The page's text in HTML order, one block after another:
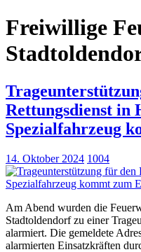
Freiwillige
Rettungsdienst in
Spezialfahrzeug
14. Oktober 2024 1004
Am Abend wurden die
Stadtoldendorf zu einer
alarmiert. Die gemeldete
alarmierten Einsatzkräften